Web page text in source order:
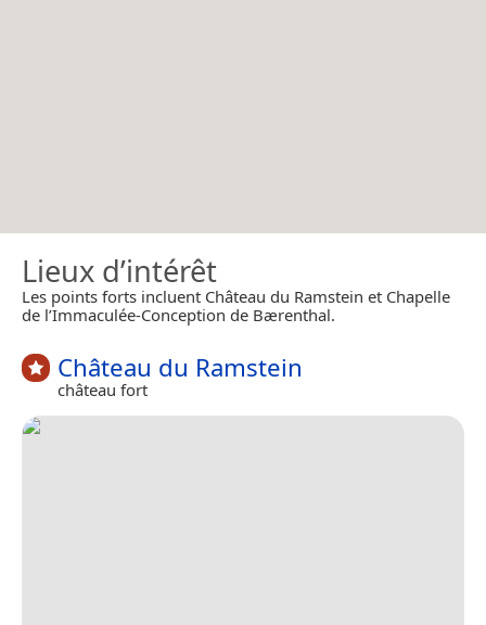
Lieux d’intérêt
Les points forts incluent Château du Ramstein et Chapelle
de l’Immaculée-Conception de Bærenthal.
Château du Ramstein
château fort